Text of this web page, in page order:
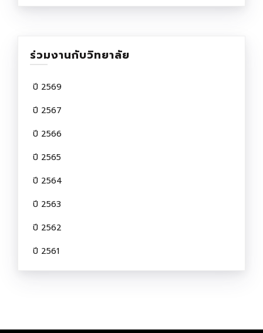
ร่วมงานกับวิทยาลัย
ปี 2569
ปี 2567
ปี 2566
ปี 2565
ปี 2564
ปี 2563
ปี 2562
ปี 2561